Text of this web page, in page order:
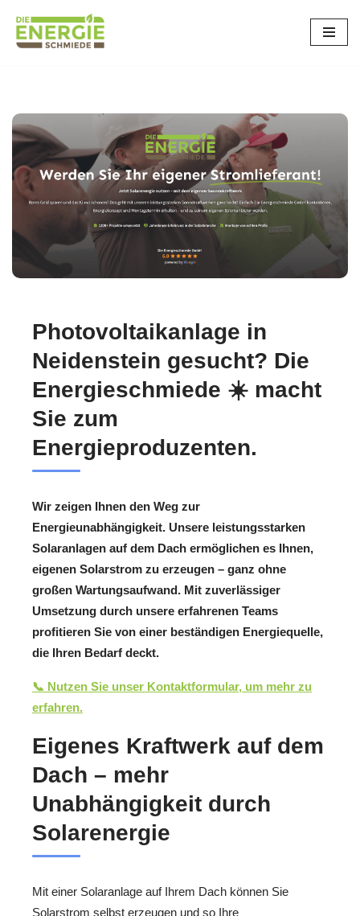
Zum
Photovoltaikanlage in
Neidenstein gesucht? Die
Energieschmiede ☀️ macht
Sie zum
Energieproduzenten.
Wir zeigen Ihnen den Weg zur
Energieunabhängigkeit. Unsere leistungsstarken
Solaranlagen auf dem Dach ermöglichen es Ihnen,
eigenen Solarstrom zu erzeugen – ganz ohne
großen Wartungsaufwand. Mit zuverlässiger
Umsetzung durch unsere erfahrenen Teams
profitieren Sie von einer beständigen Energiequelle,
die Ihren Bedarf deckt.
📞 Nutzen Sie unser Kontaktformular, um mehr zu
erfahren.
Eigenes Kraftwerk auf dem
Dach – mehr
Unabhängigkeit durch
Solarenergie
Mit einer Solaranlage auf Ihrem Dach können Sie
Solarstrom selbst erzeugen und so Ihre